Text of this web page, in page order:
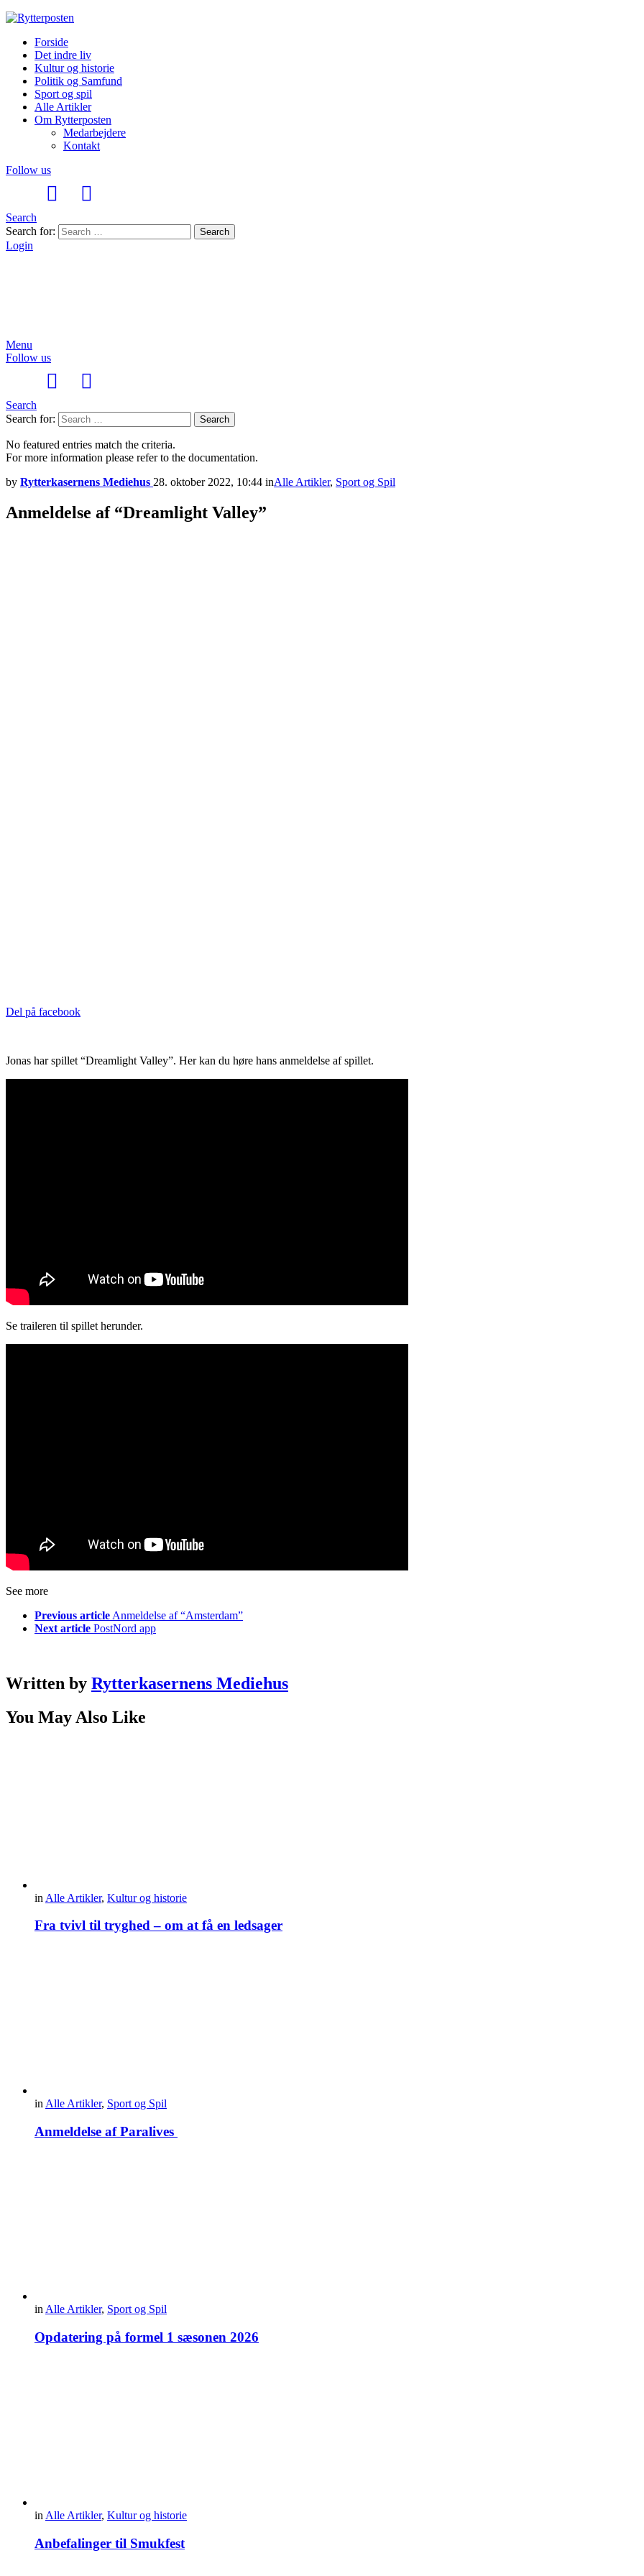
Forside
Det indre liv
Kultur og historie
Politik og Samfund
Sport og spil
Alle Artikler
Om Rytterposten
Medarbejdere
Kontakt
Follow us
Search
Search for:
Search
Login
Menu
Follow us
Search
Search for:
Search
No featured entries match the criteria.
For more information please refer to the documentation.
by Rytterkasernens Mediehus 28. oktober 2022, 10:44 inAlle Artikler, Sport og Spil
Anmeldelse af “Dreamlight Valley”
Del på facebook
Jonas har spillet “Dreamlight Valley”. Her kan du høre hans anmeldelse af spillet.
Se traileren til spillet herunder.
See more
Previous article Anmeldelse af “Amsterdam”
Next article PostNord app
Written by Rytterkasernens Mediehus
You May Also Like
in Alle Artikler, Kultur og historie
Fra tvivl til tryghed – om at få en ledsager
in Alle Artikler, Sport og Spil
Anmeldelse af Paralives
inAlle Artikler, Sport og Spil
Opdatering på formel 1 sæsonen 2026
in Alle Artikler, Kultur og historie
Anbefalinger til Smukfest